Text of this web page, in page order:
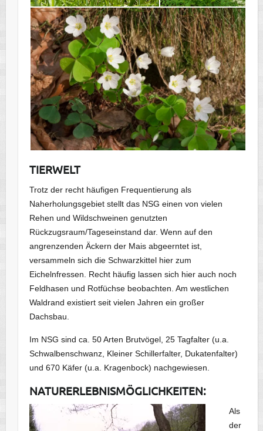
TIERWELT
Trotz der recht häufigen Frequentierung als
Naherholungsgebiet stellt das NSG einen von vielen
Rehen und Wildschweinen genutzten
Rückzugsraum/Tageseinstand dar. Wenn auf den
angrenzenden Äckern der Mais abgeerntet ist,
versammeln sich die Schwarzkittel hier zum
Eichelnfressen. Recht häufig lassen sich hier auch noch
Feldhasen und Rotfüchse beobachten. Am westlichen
Waldrand existiert seit vielen Jahren ein großer
Dachsbau.
Im NSG sind ca. 50 Arten Brutvögel, 25 Tagfalter (u.a.
Schwalbenschwanz, Kleiner Schillerfalter, Dukatenfalter)
und 670 Käfer (u.a. Kragenbock) nachgewiesen.
NATURERLEBNISMÖGLICHKEITEN:
Als
der